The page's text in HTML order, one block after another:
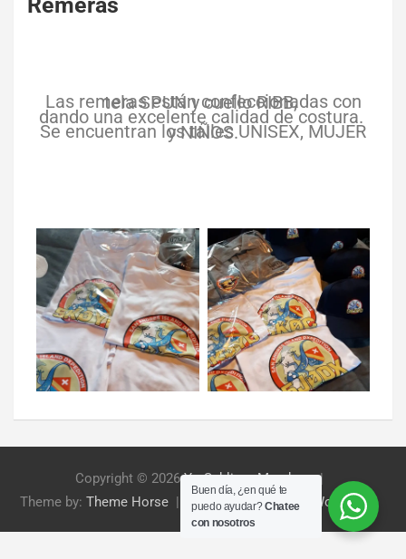
Las remeras están confeccionadas con tela SPUN y cuello RIBB,
dando una excelente calidad de costura.
Se encuentran los talles UNISEX, MUJER y NIÑOS.
Copyright © 2026Yo Sublimo Mendoza
Theme by: Theme Horse Proudly Powered by: WordPress
Buen día, ¿en qué te
puedo ayudar?Chatee
con nosotros